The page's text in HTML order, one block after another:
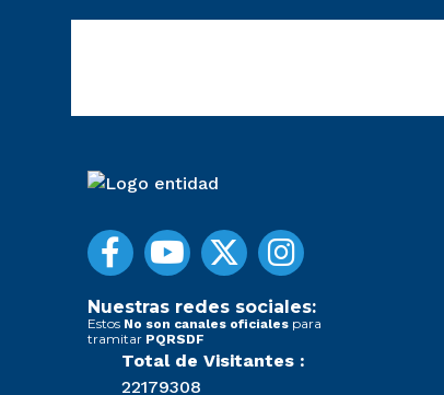
Nuestras redes sociales:
Estos No son canales oficiales para
tramitar PQRSDF
Total de Visitantes :
22179308